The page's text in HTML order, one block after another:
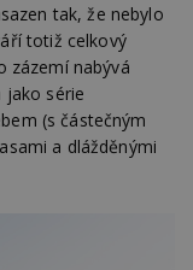
tak, že nebylo
totiž celkový
zázemí nabývá
jako série
(s částečným
a dlážděnými